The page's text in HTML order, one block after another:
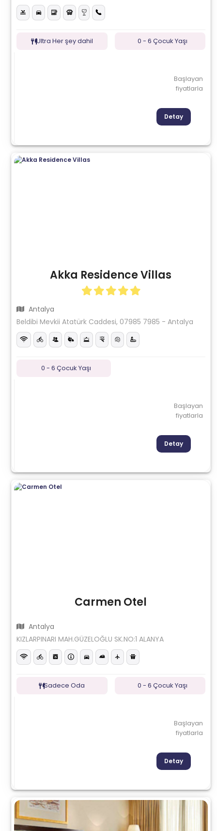
Ultra Her şey dahil 0 - 6 Çocuk Yaşı
Başlayan
fiyatlarla
Detay
Akka Residence Villas
Antalya
Beldibi Mevkii Atatürk Caddesi, 07985 7985 - Antalya
0 - 6 Çocuk Yaşı
Başlayan
fiyatlarla
Detay
Carmen Otel
Antalya
KIZLARPINARI MAH.GÜZELOĞLU SK.NO:1 ALANYA
Sadece Oda 0 - 6 Çocuk Yaşı
Başlayan
fiyatlarla
Detay